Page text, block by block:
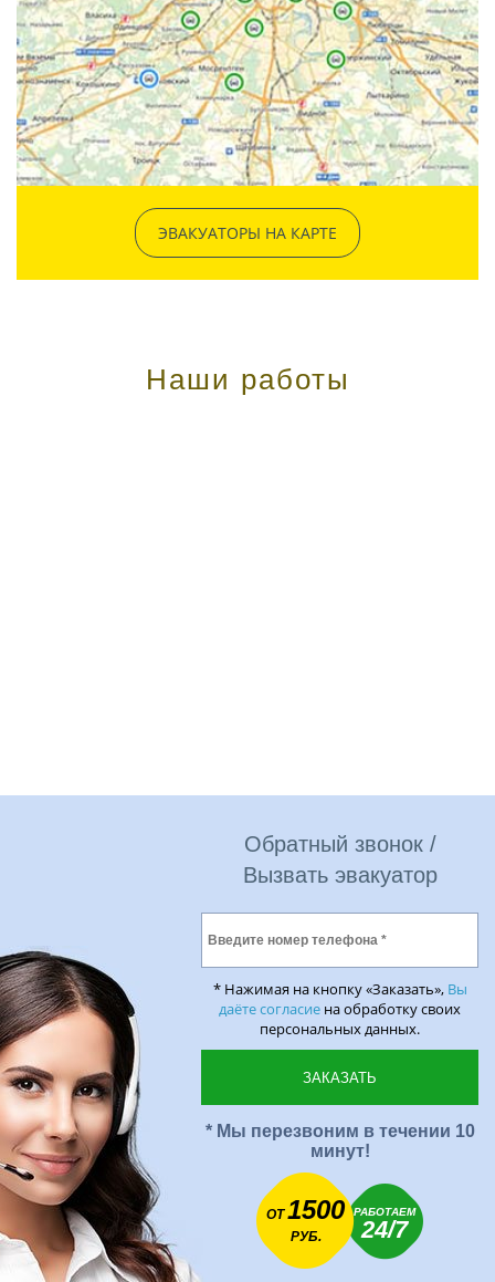
ЭВАКУАТОРЫ НА КАРТЕ
Наши работы
Обратный звонок /
Вызвать эвакуатор
* Нажимая на кнопку «Заказать», Вы
даёте согласие на обработку своих
персональных данных.
* Мы перезвоним в течении 10
минут!
ОТ1500
РУБ.
РАБОТАЕМ
24/7